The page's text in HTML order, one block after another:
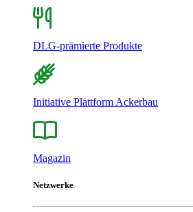
DLG-prämierte Produkte
Initiative Plattform Ackerbau
Magazin
Netzwerke